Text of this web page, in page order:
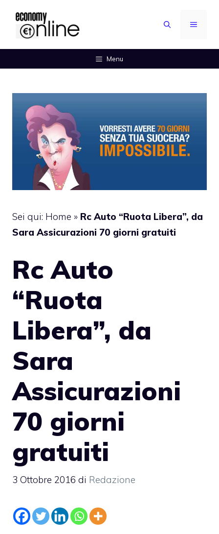
contenuto
MENU
Menu
Sei qui: Home » Rc Auto “Ruota Libera”, da
Sara Assicurazioni 70 giorni gratuiti
Rc Auto
“Ruota
Libera”, da
Sara
Assicurazioni
70 giorni
gratuiti
3 Ottobre 2016 di Redazione